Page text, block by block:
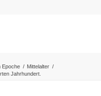
Epoche / Mittelalter /
Jahrhundert.